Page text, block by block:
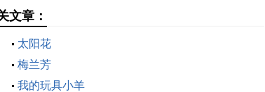
文章：
太阳花
梅兰芳
我的玩具小羊